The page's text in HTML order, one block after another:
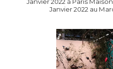
Janvier 2022 au